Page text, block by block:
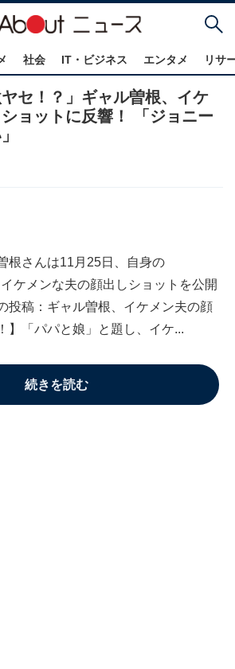
社会 IT・ビジネス エンタメ リサ
ヤセ！？」ギャル曽根、イケ
ョットに反響！ 「ジョニー
根さんは11月25日、自身の
ケメンな夫の顔出しショットを公開
投稿：ギャル曽根、イケメン夫の顔
】「パパと娘」と題し、イケ...
続きを読む